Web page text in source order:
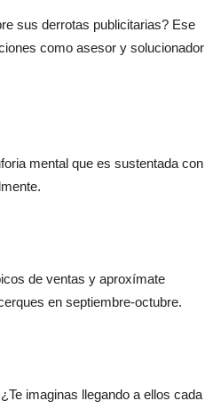
sus derrotas publicitarias? Ese
como asesor y solucionador
mental que es sustentada con
de ventas y aproxímate
en septiembre-octubre.
imaginas llegando a ellos cada